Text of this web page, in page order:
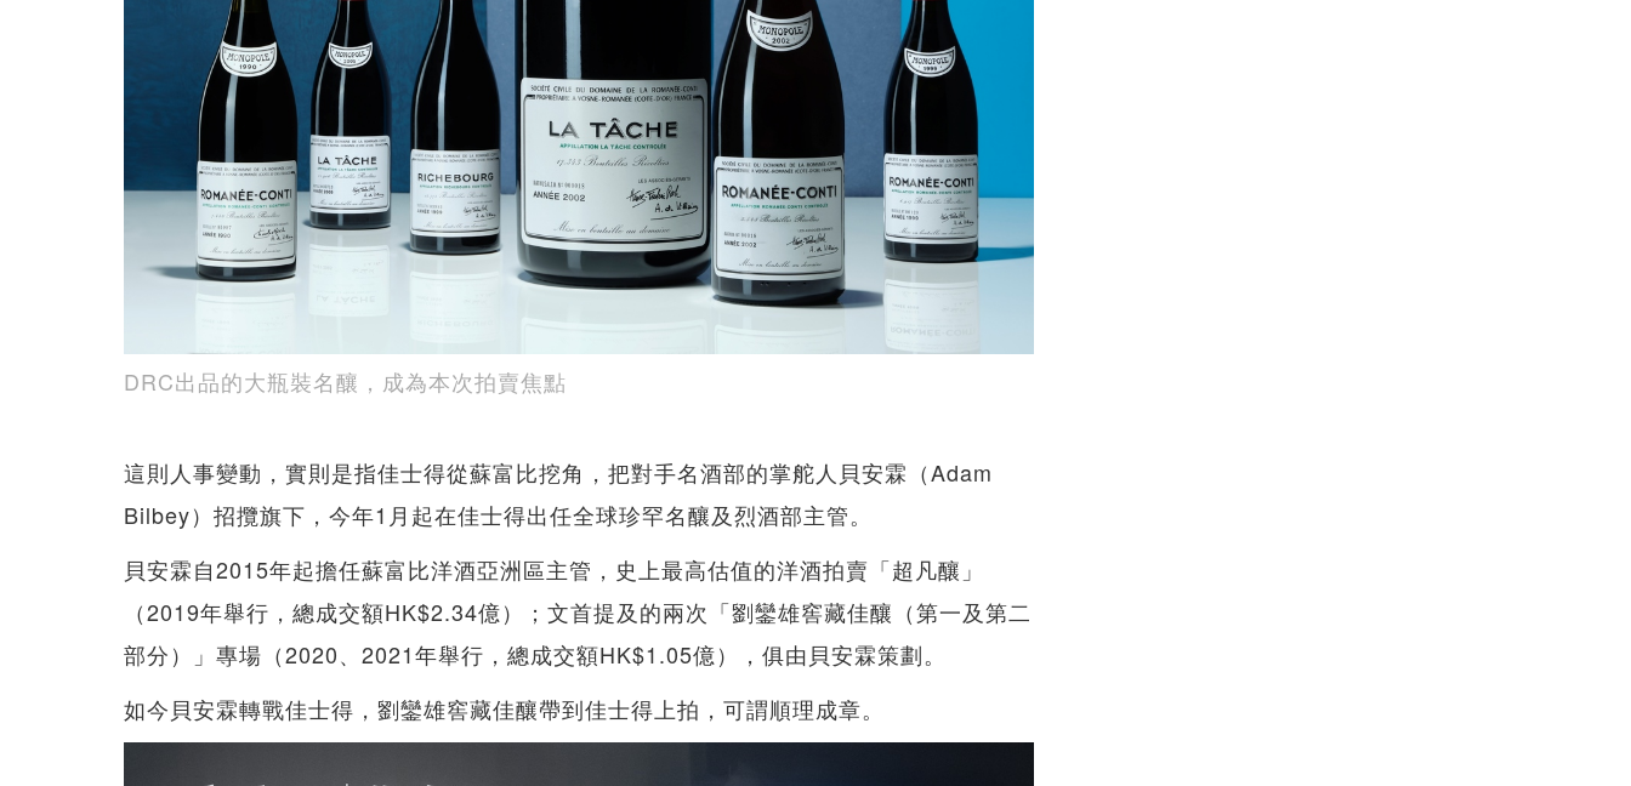
DRC出品的大瓶裝名釀，成為本次拍賣焦點
這則人事變動，實則是指佳士得從蘇富比挖角，把對手名酒部的掌舵人貝安霖（Adam
Bilbey）招攬旗下，今年1月起在佳士得出任全球珍罕名釀及烈酒部主管。
貝安霖自2015年起擔任蘇富比洋酒亞洲區主管，史上最高估值的洋酒拍賣「超凡釀」
（2019年舉行，總成交額HK$2.34億）；文首提及的兩次「劉鑾雄窖藏佳釀（第一及第二
部分）」專場（2020、2021年舉行，總成交額HK$1.05億），俱由貝安霖策劃。
如今貝安霖轉戰佳士得，劉鑾雄窖藏佳釀帶到佳士得上拍，可謂順理成章。